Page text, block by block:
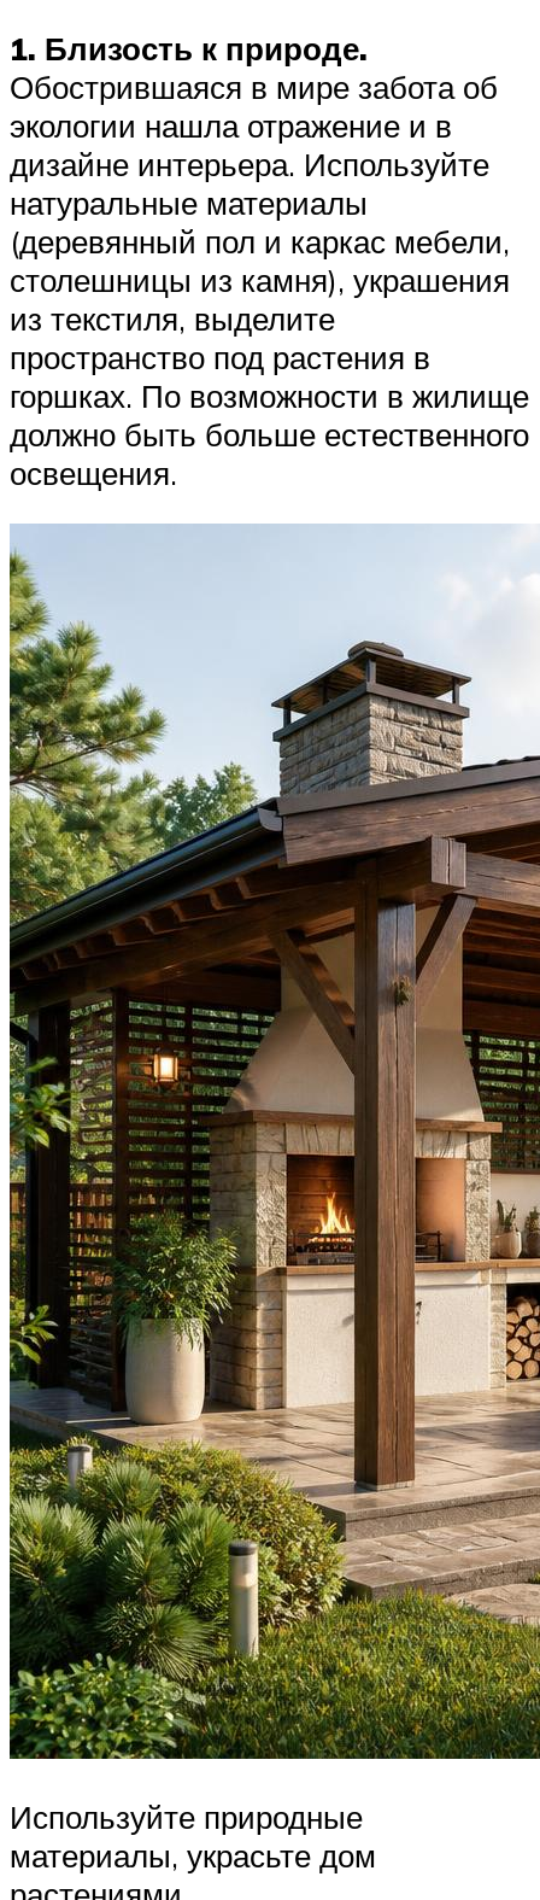
1. Близость к природе.
Обострившаяся в мире забота об
экологии нашла отражение и в
дизайне интерьера. Используйте
натуральные материалы
(деревянный пол и каркас мебели,
столешницы из камня), украшения
из текстиля, выделите
пространство под растения в
горшках. По возможности в жилище
должно быть больше естественного
освещения.
Используйте природные
материалы, украсьте дом